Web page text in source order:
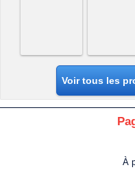
Voir tous les
À